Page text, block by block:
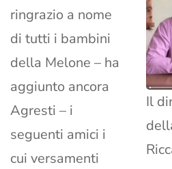
Il
ringrazio a nome
di tutti i bambini
della Melone – ha
aggiunto ancora
Agresti – i
seguenti amici i
cui versamenti